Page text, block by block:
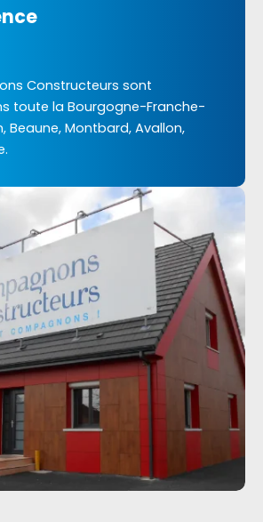
Constructeurs sont
toute la Bourgogne-Franche-
Beaune, Montbard, Avallon,